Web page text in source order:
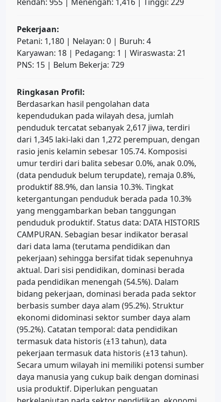
Pekerjaan:
Petani: 1,180 | Nelayan: 0 | Buruh: 4
Karyawan: 18 | Pedagang: 1 | Wiraswasta: 21
PNS: 15 | Belum Bekerja: 729
Ringkasan Profil:
Berdasarkan hasil pengolahan data
kependudukan pada wilayah desa, jumlah
penduduk tercatat sebanyak 2,617 jiwa, terdiri
dari 1,345 laki-laki dan 1,272 perempuan, dengan
rasio jenis kelamin sebesar 105.74. Komposisi
umur terdiri dari balita sebesar 0.0%, anak 0.0%,
(data penduduk belum terupdate), remaja 0.8%,
produktif 88.9%, dan lansia 10.3%. Tingkat
ketergantungan penduduk berada pada 10.3%
yang menggambarkan beban tanggungan
penduduk produktif. Status data: DATA HISTORIS
CAMPURAN. Sebagian besar indikator berasal
dari data lama (terutama pendidikan dan
pekerjaan) sehingga bersifat tidak sepenuhnya
aktual. Dari sisi pendidikan, dominasi berada
pada pendidikan menengah (54.5%). Dalam
bidang pekerjaan, dominasi berada pada sektor
berbasis sumber daya alam (95.2%). Struktur
ekonomi didominasi sektor sumber daya alam
(95.2%). Catatan temporal: data pendidikan
termasuk data historis (±13 tahun), data
pekerjaan termasuk data historis (±13 tahun).
Secara umum wilayah ini memiliki potensi sumber
daya manusia yang cukup baik dengan dominasi
usia produktif. Diperlukan penguatan